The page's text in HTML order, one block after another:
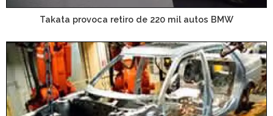
Takata provoca retiro de 220 mil autos BMW